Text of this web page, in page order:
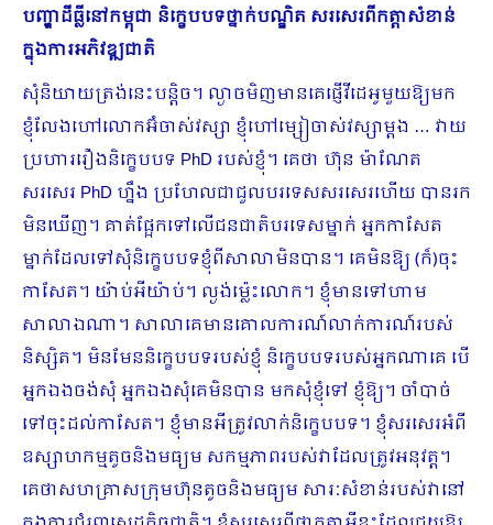
បញ្ហាដីធ្លីនៅកម្ពុជា និក្ខេបបទថ្នាក់បណ្ឌិត សរសេរពីកត្តាសំខាន់
ក្នុងការអភិវឌ្ឍជាតិ
សុំនិយាយត្រង់នេះបន្តិច។ ល្ងាចមិញមានគេផ្ញើវីដេអូមួយឱ្យមក
ខ្ញុំលែងហៅលោកអ៊ំចាស់វស្សា ខ្ញុំហៅម្សៀចាស់វស្សាម្តង … វាយ
ប្រហាររឿងនិក្ខេបបទ PhD របស់ខ្ញុំ។ គេថា ហ៊ុន ម៉ាណែត
សរសេរ PhD ហ្នឹង ប្រហែលជាជួលបរទេសសរសេរហើយ បានរក
មិនឃើញ។ គាត់ផ្អែកទៅលើជនជាតិបរទេសម្នាក់ អ្នកកាសែត
ម្នាក់ដែលទៅសុំនិក្ខេបបទខ្ញុំពីសាលាមិនបាន។ គេមិនឱ្យ (ក៏)ចុះ
កាសែត។ យ៉ាប់អីយ៉ាប់។ ល្ងង់ម៉្លេះលោក។ ខ្ញុំមានទៅហាម
សាលាឯណា។ សាលាគេមានគោលការណ៍លាក់ការណ៍របស់
និស្សិត។ មិនមែននិក្ខេបបទរបស់ខ្ញុំ និក្ខេបបទរបស់អ្នកណាគេ បើ
អ្នកឯងចង់សុំ អ្នកឯងសុំគេមិនបាន មកសុំខ្ញុំទៅ ខ្ញុំឱ្យ។ ចាំបាច់
ទៅចុះដល់កាសែត។ ខ្ញុំមានអីត្រូវលាក់និក្ខេបបទ។ ខ្ញុំសរសេរអំពី
ឧស្សាហកម្មតូចនិងមធ្យម សកម្មភាពរបស់វាដែលត្រូវអនុវត្ត។
គេថាសហគ្រាសក្រុមហ៊ុនតូចនិងមធ្យម សារៈសំខាន់របស់វានៅ